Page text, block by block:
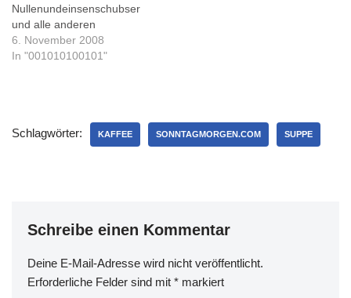
Nullenundeinsenschubser
und alle anderen
(Berufs)Kaffeetrinker: auf
sonntagmorgen.com gibt's
sollte, kann man das gute
Stück im Shop kaufen. Der
komme ich lieber nicht…
6. November 2008
In "001010100101"
Schlagwörter: KAFFEE SONNTAGMORGEN.COM SUPPE
Schreibe einen Kommentar
Deine E-Mail-Adresse wird nicht veröffentlicht.
Erforderliche Felder sind mit * markiert